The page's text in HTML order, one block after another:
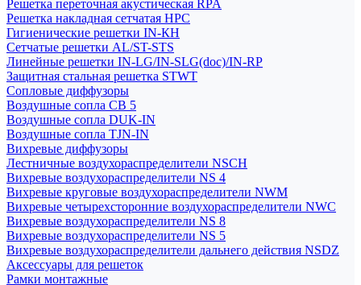
Решетка переточная акустическая RPA
Решетка накладная сетчатая НРС
Гигиенические решетки IN-КН
Сетчатые решетки AL/ST-STS
Линейные решетки IN-LG/IN-SLG(doc)/IN-RP
Защитная стальная решетка STWT
Сопловые диффузоры
Воздушные сопла СВ 5
Воздушные сопла DUK-IN
Воздушные сопла TJN-IN
Вихревые диффузоры
Лестничные воздухораспределители NSCH
Вихревые воздухораспределители NS 4
Вихревые круговые воздухораспределители NWM
Вихревые четырехсторонние воздухораспределители NWC
Вихревые воздухораспределители NS 8
Вихревые воздухораспределители NS 5
Вихревые воздухораспределители дальнего действия NSDZ
Аксессуары для решеток
Рамки монтажные